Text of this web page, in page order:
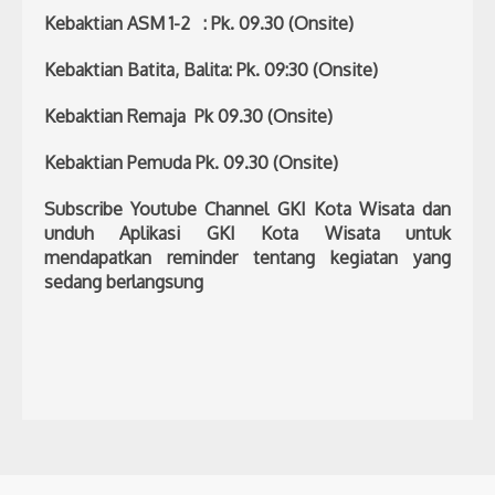
Kebaktian ASM 1-2 : Pk. 09.30 (Onsite)
Kebaktian Batita, Balita: Pk. 09:30 (Onsite)
Kebaktian Remaja Pk 09.30 (Onsite)
Kebaktian Pemuda Pk. 09.30 (Onsite)
Subscribe Youtube Channel GKI Kota Wisata dan
unduh Aplikasi GKI Kota Wisata untuk
mendapatkan reminder tentang kegiatan yang
sedang berlangsung